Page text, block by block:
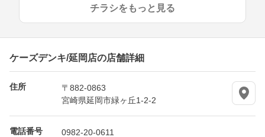
チラシをもっと見る
ケーズデンキ/延岡店の店舗詳細
住所
〒882-0863
宮崎県延岡市緑ヶ丘1-2-2
電話番号 0982-20-0611